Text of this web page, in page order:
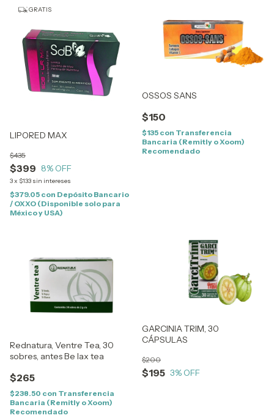
GRATIS
LIPORED MAX
$399
$435
8% OFF
3x $133 sin intereses
$379.05 con Depósito Bancario
/ OXXO (Disponible solo para
México y USA)
OSSOS SANS
$150
$135 con Transferencia
Bancaria (Remitly o Xoom)
Recomendado
Rednatura, Ventre Tea, 30
sobres, antes Be lax tea
$265
$238.50 con Transferencia
Bancaria (Remitly o Xoom)
Recomendado
GARCINIA TRIM, 30
CÁPSULAS
$195
$200
3% OFF